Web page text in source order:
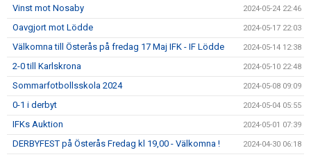
Vinst mot Nosaby 2024-05-24 22:46
Oavgjort mot Lödde 2024-05-17 22:03
Välkomna till Österås på fredag 17 Maj IFK - IF Lödde 2024-05-14 12:38
2-0 till Karlskrona 2024-05-10 22:48
Sommarfotbollsskola 2024 2024-05-08 09:09
0-1 i derbyt 2024-05-04 05:55
IFKs Auktion 2024-05-01 07:39
DERBYFEST på Österås Fredag kl 19,00 - Välkomna ! 2024-04-30 06:18